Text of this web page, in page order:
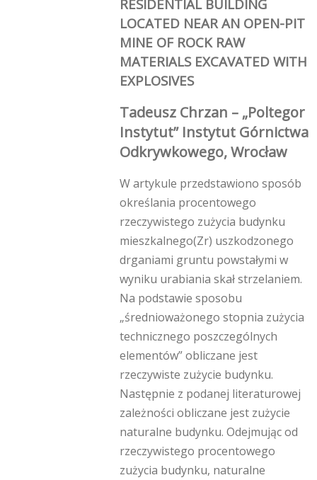
RESIDENTIAL BUILDING
LOCATED NEAR AN OPEN-PIT
MINE OF ROCK RAW
MATERIALS EXCAVATED WITH
EXPLOSIVES
Tadeusz Chrzan – „Poltegor
Instytut” Instytut Górnictwa
Odkrywkowego, Wrocław
W artykule przedstawiono sposób
określania procentowego
rzeczywistego zużycia budynku
mieszkalnego(Zr) uszkodzonego
drganiami gruntu powstałymi w
wyniku urabiania skał strzelaniem.
Na podstawie sposobu
„średnioważonego stopnia zużycia
technicznego poszczególnych
elementów” obliczane jest
rzeczywiste zużycie budynku.
Następnie z podanej literaturowej
zależności obliczane jest zużycie
naturalne budynku. Odejmując od
rzeczywistego procentowego
zużycia budynku, naturalne